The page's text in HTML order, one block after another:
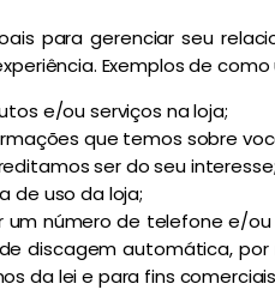
para gerenciar seu
Exemplos de
e/ou serviços na loja;
que temos sobre
ser do seu interesse;
de uso da loja;
número de telefone e/
discagem automática,
da lei e para fins